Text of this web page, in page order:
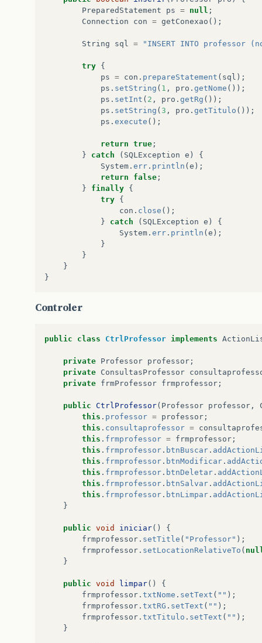
PreparedStatement
ps = null ;
Connection
con = getConexao ();
String sql = "INSERT INTO professor
try {
ps = con . prepareStatement ( sql );
ps . setString ( 1 , pro . getNome ());
ps . setInt ( 2 , pro . getRg ());
ps . setString ( 3 , pro . getTitulo ());
ps . execute ();
return true ;
}
catch ( SQLException e )
{
System . err . println ( e );
return
false ;
}
finally {
try {
con . close ();
}
catch ( SQLException e )
{
System . err . println ( e );
}
}
}
}
Controler
public class CtrlProfessor implements
private Professor professor ;
private ConsultasProfessor
private frmProfessor frmprofessor ;
public CtrlProfessor( Professor professor ,
this . professor = professor ;
this . consultaprofessor =
this . frmprofessor = frmprofessor ;
this . frmprofessor . btnBuscar .
this . frmprofessor . btnModificar .
this . frmprofessor . btnDeletar .
this . frmprofessor . btnSalvar .
this . frmprofessor . btnLimpar .
}
public void iniciar()
{
frmprofessor . setTitle ( "Professor" );
frmprofessor . setLocationRelativeTo (
}
public void limpar()
{
frmprofessor . txtNome . setText ( "" );
frmprofessor . txtRG . setText ( "" );
frmprofessor . txtTitulo . setText ( "" );
}